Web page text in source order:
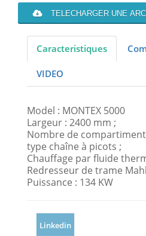
TELECHARGER UNE
Caracteristiques
VIDEO
Model : MONTEX 5000
Largeur : 2400 mm ;
Nombre de
type chaîne à picots ;
Chauffage par fluide
Redresseur de trame
Puissance : 134 KW
Linkedin